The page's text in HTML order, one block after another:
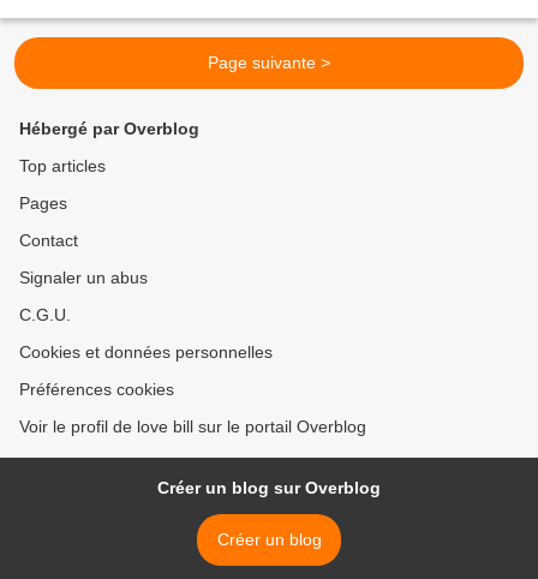
Page suivante >
Hébergé par Overblog
Top articles
Pages
Contact
Signaler un abus
C.G.U.
Cookies et données personnelles
Préférences cookies
Voir le profil de love bill sur le portail Overblog
Créer un blog sur Overblog
Créer un blog